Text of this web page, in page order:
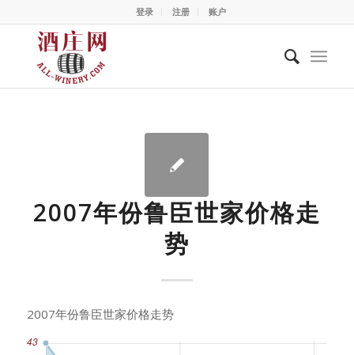
登录 注册 账户
2007年份鲁臣世家价格走
势
2007年份鲁臣世家价格走势